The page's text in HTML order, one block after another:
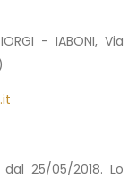
- IABONI, Via
25/05/2018. Lo